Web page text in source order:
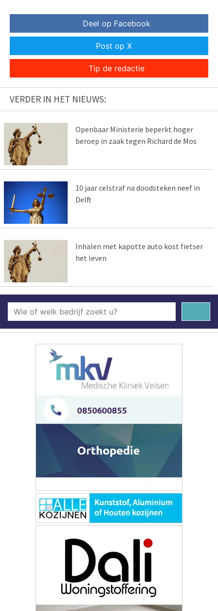
Deel op Facebook
Post op X
Tip de redactie
VERDER IN HET NIEUWS:
Openbaar Ministerie beperkt hoger
beroep in zaak tegen Richard de Mos
10 jaar celstraf na doodsteken neef in
Delft
Inhalen met kapotte auto kost fietser
het leven